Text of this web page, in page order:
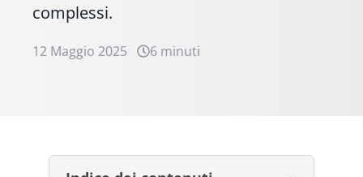
complessi.
12 Maggio 2025 6 minuti